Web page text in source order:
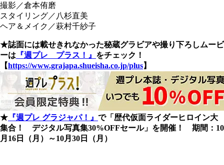
撮影／倉本侑磨
スタイリング／八杉直美
ヘア＆メイク／萩村千紗子
★誌面には載せきれなかった秘蔵グラビアや撮り下ろしムービ
ーは 『週プレ プラス！』 をチェック！
【https://www.grajapa.shueisha.co.jp/plus】
★ 『週プレ グラジャパ！』 で「歴代仮面ライダーヒロイン大
集合！ デジタル写真集30%OFFセール」を開催！ 期間：10
月16日（月）～10月30日（月）